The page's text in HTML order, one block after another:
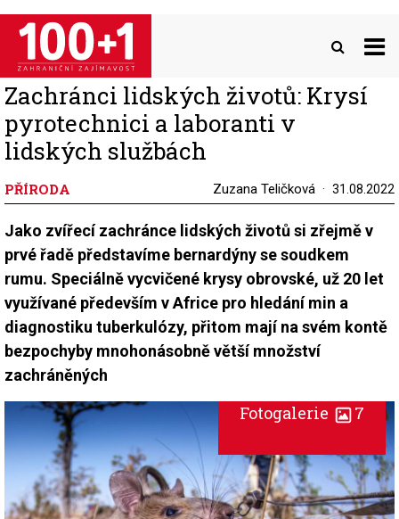
Přejít
hlavnímu
obsahu
Zachránci lidských životů: Krysí
pyrotechnici a laboranti v
lidských službách
PŘÍRODA Zuzana Teličková 31.08.2022
Jako zvířecí zachránce lidských životů si zřejmě v
prvé řadě představíme bernardýny se soudkem
rumu. Speciálně vycvičené krysy obrovské, už 20 let
využívané především v Africe pro hledání min a
diagnostiku tuberkulózy, přitom mají na svém kontě
bezpochyby mnohonásobně větší množství
zachráněných
Fotogalerie 7